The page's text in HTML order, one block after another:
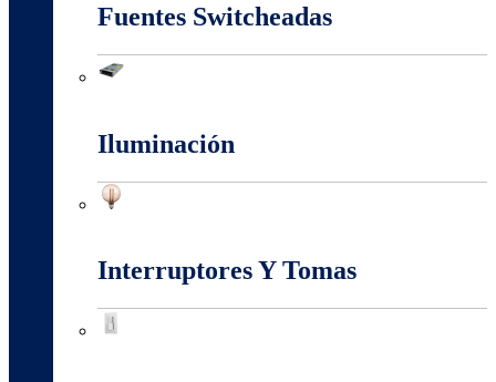
Fuentes Switcheadas
Iluminación
Interruptores Y Tomas